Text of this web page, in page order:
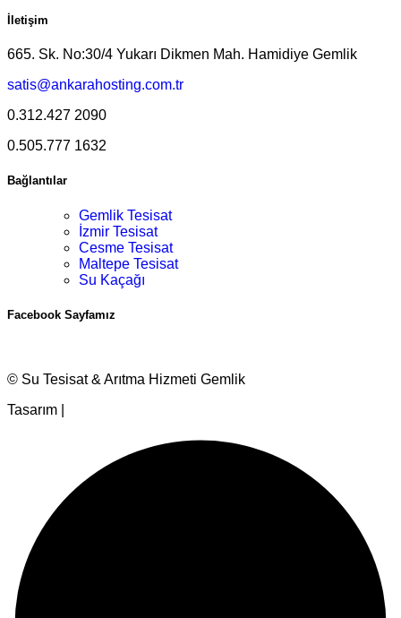
İletişim
665. Sk. No:30/4 Yukarı Dikmen Mah. Hamidiye Gemlik
satis@ankarahosting.com.tr
0.312.427 2090
0.505.777 1632
Bağlantılar
Gemlik Tesisat
İzmir Tesisat
Cesme Tesisat
Maltepe Tesisat
Su Kaçağı
Facebook Sayfamız
© Su Tesisat & Arıtma Hizmeti Gemlik
Tasarım |